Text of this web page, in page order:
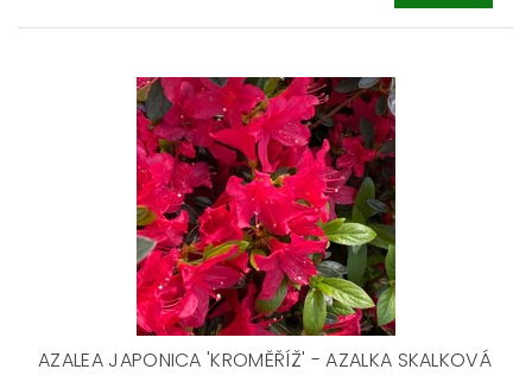
AZALEA JAPONICA 'KROMĚŘÍŽ' - AZALKA SKALKOVÁ